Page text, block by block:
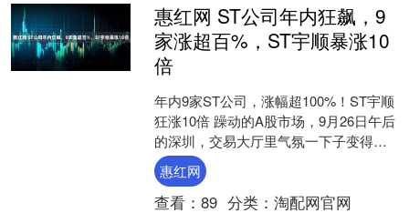
惠红网 ST公司年内狂飙，9
家涨超百%，ST宇顺暴涨10
倍
年内9家ST公司，涨幅超100%！ST宇顺
狂涨10倍 躁动的A股市场，9月26日午后
的深圳，交易大厅里气氛一下子变得诡
异了，ST宇顺的股价像中了魔法，收盘
价41....
惠红网
查看： 89 分类： 淘配网官网